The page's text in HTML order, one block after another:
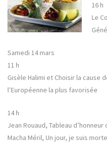
16 h
Le
Samedi 14 mars
11 h
Gisèle Halimi et Choisir la cause
l’Européenne la plus favorisée
14 h
Jean Rouaud, Tableau
Macha Méril, Un jour, je suis